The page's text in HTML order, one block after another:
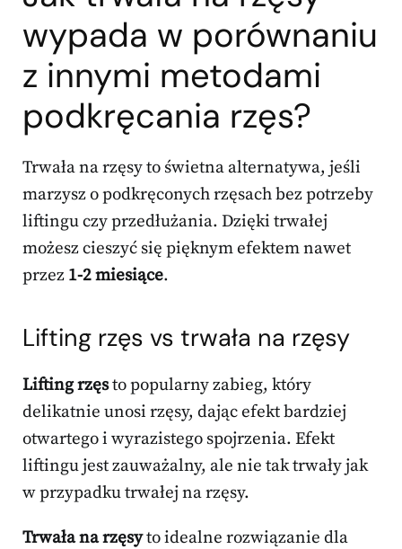
wypada w porównaniu
z innymi metodami
podkręcania rzęs?
Trwała na rzęsy to świetna alternatywa, jeśli
marzysz o podkręconych rzęsach bez potrzeby
liftingu czy przedłużania. Dzięki trwałej
możesz cieszyć się pięknym efektem nawet
przez 1-2 miesiące.
Lifting rzęs vs trwała na rzęsy
Lifting rzęsto popularny zabieg, który
delikatnie unosi rzęsy, dając efekt bardziej
otwartego i wyrazistego spojrzenia. Efekt
liftingu jest zauważalny, ale nie tak trwały jak
w przypadku trwałej na rzęsy.
Trwała na rzęsyto idealne rozwiązanie dla